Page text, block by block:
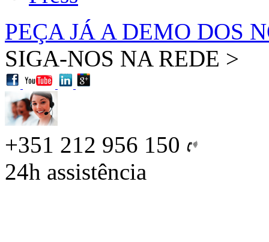
PEÇA JÁ A DEMO DOS
SIGA-NOS NA REDE >
+351 212 956 150
24h assistência